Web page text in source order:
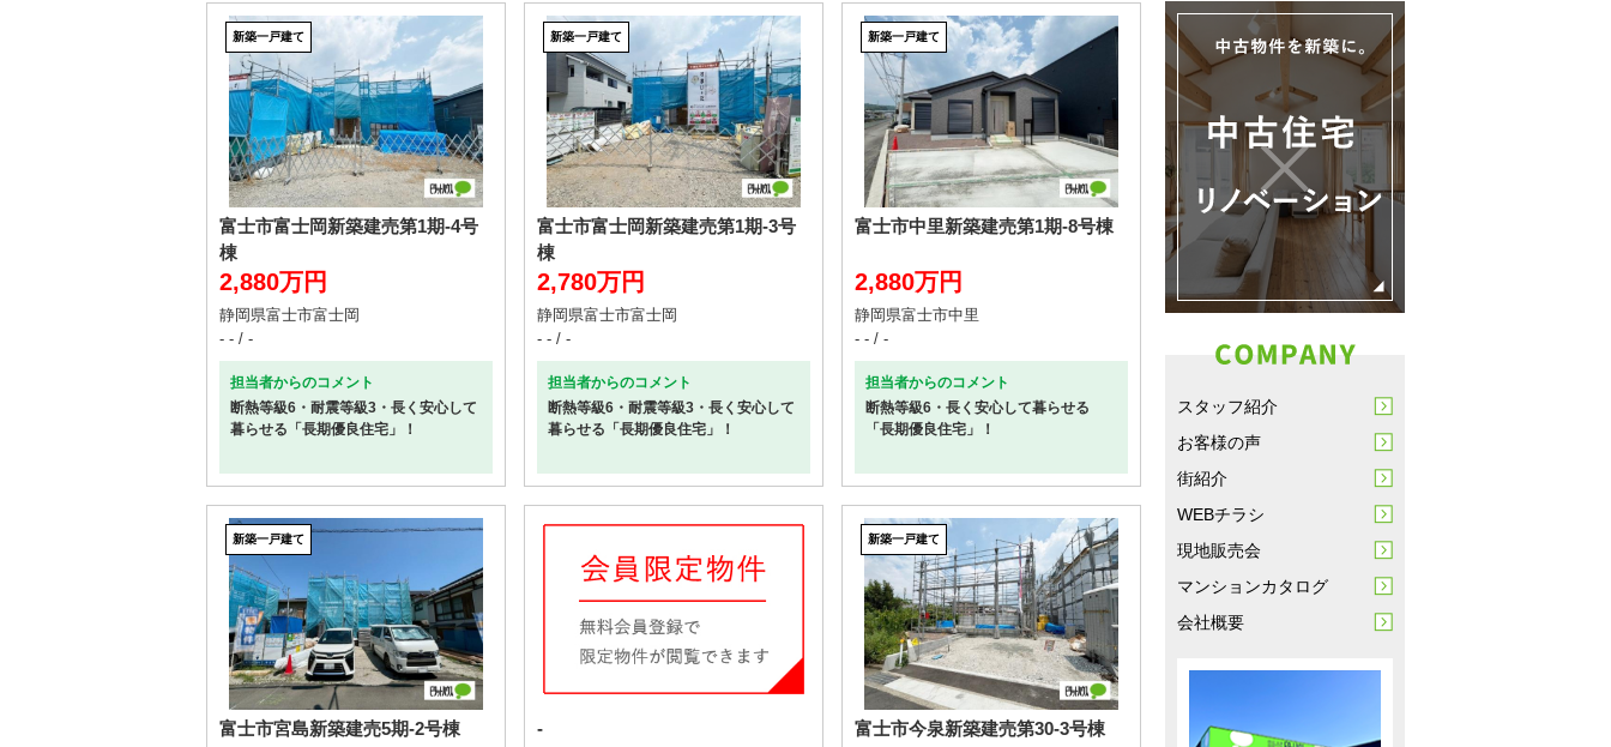
富士市富士岡新築建売第1期-4号
棟
新築一戸建て
2,880万円
静岡県富士市富士岡
- - / -
担当者からのコメント
断熱等級6・耐震等級3・長く安心して
暮らせる「長期優良住宅」！
富士市富士岡新築建売第1期-3号
棟
新築一戸建て
2,780万円
静岡県富士市富士岡
- - / -
担当者からのコメント
断熱等級6・耐震等級3・長く安心して
暮らせる「長期優良住宅」！
富士市中里新築建売第1期-8号棟
新築一戸建て
2,880万円
静岡県富士市中里
- - / -
担当者からのコメント
断熱等級6・長く安心して暮らせる
「長期優良住宅」！
富士市宮島新築建売5期-2号棟
新築一戸建て
- 富士市今泉新築建売第30-3号棟
新築一戸建て
スタッフ紹介
お客様の声
街紹介
WEBチラシ
現地販売会
マンションカタログ
会社概要